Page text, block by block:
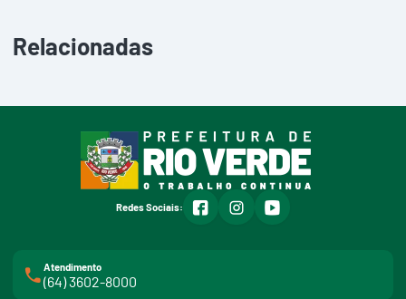
Relacionadas
Redes Sociais: facebookinstagramyoutube
Atendimento
(64) 3602-8000